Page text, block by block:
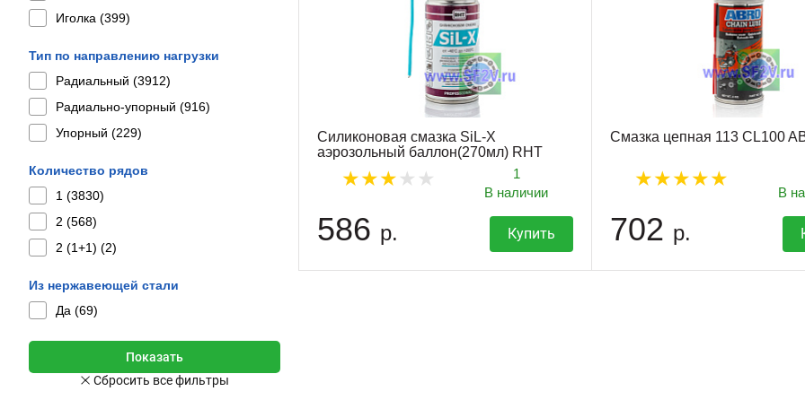
Иголка (399)
Тип по направлению нагрузки
Радиальный (3912)
Радиально-упорный (916)
Упорный (229)
Количество рядов
1 (3830)
2 (568)
2 (1+1) (2)
Из нержавеющей стали
Да (69)
Силиконовая смазка SiL-X
аэрозольный баллон(270мл) RHT
1
В наличии
586 р. Купить
Смазка цепная 113 CL100
В
702 р.